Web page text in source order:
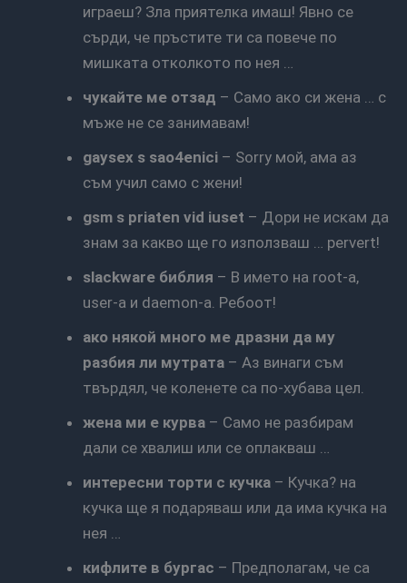
играеш? Зла приятелка имаш! Явно се
сърди, че пръстите ти са повече по
мишката отколкото по нея …
чукайте ме отзад – Само ако си жена … с
мъже не се занимавам!
gaysex s sao4enici – Sorry мой, ама аз
съм учил само с жени!
gsm s priaten vid iuset – Дори не искам да
знам за какво ще го използваш … pervert!
slackware библия – В името на root-a,
user-a и daemon-a. Ребоот!
ако някой много ме дразни да му
разбия ли мутрата – Аз винаги съм
твърдял, че коленете са по-хубава цел.
жена ми е курва – Само не разбирам
дали се хвалиш или се оплакваш …
интересни торти с кучка – Кучка? на
кучка ще я подаряваш или да има кучка на
нея …
кифлите в бургас – Предполагам, че са